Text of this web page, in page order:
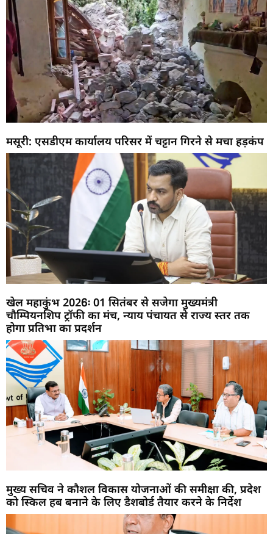
मसूरी: एसडीएम कार्यालय परिसर में चट्टान गिरने से मचा हड़कंप
खेल महाकुंभ 2026ः 01 सितंबर से सजेगा मुख्यमंत्री
चौम्पियनशिप ट्रॉफी का मंच, न्याय पंचायत से राज्य स्तर तक
होगा प्रतिभा का प्रदर्शन
मुख्य सचिव ने कौशल विकास योजनाओं की समीक्षा की, प्रदेश
को स्किल हब बनाने के लिए डैशबोर्ड तैयार करने के निर्देश